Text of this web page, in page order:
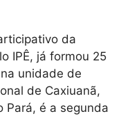
da
IPÊ, já formou 25
unidade de
de Caxiuanã,
Pará, é a segunda